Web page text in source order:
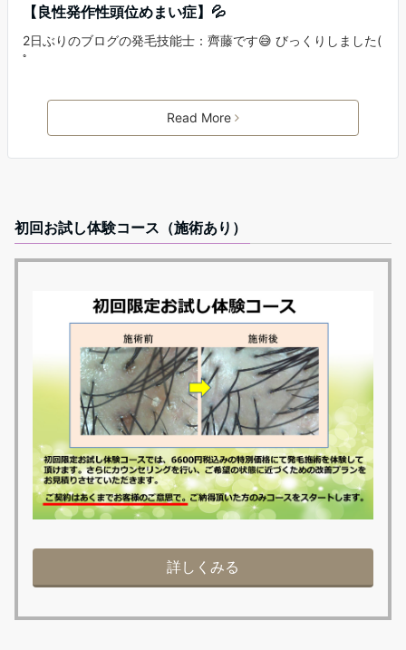
【良性発作性頭位めまい症】💦
2日ぶりのブログの発毛技能士：齊藤です😅 びっくりしました(
ﾟ
Read More
初回お試し体験コース（施術あり）
詳しくみる